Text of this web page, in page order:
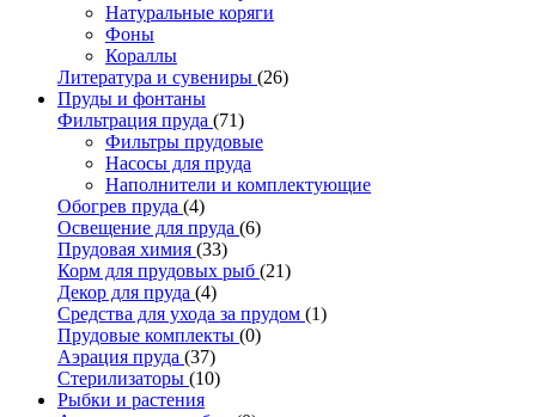
Натуральные коряги
Фоны
Кораллы
Литература и сувениры (26)
Пруды и фонтаны
Фильтрация пруда (71)
Фильтры прудовые
Насосы для пруда
Наполнители и комплектующие
Обогрев пруда (4)
Освещение для пруда (6)
Прудовая химия (33)
Корм для прудовых рыб (21)
Декор для пруда (4)
Средства для ухода за прудом (1)
Прудовые комплекты (0)
Аэрация пруда (37)
Стерилизаторы (10)
Рыбки и растения